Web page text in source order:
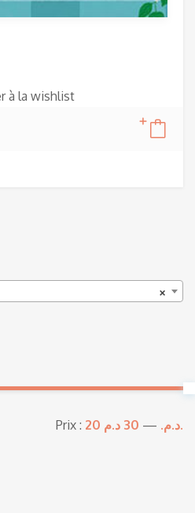
à la wishlist
×
Prix : 20 د.م. — 30 د.م.